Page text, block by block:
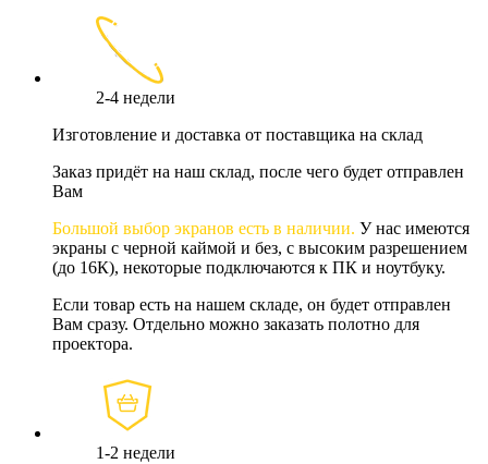
2-4 недели
Изготовление и доставка от поставщика на склад
Заказ придёт на наш склад, после чего будет отправлен
Вам
Большой выбор экранов есть в наличии. У нас имеются
экраны с черной каймой и без, с высоким разрешением
(до 16К), некоторые подключаются к ПК и ноутбуку.
Если товар есть на нашем складе, он будет отправлен
Вам сразу. Отдельно можно заказать полотно для
проектора.
1-2 недели